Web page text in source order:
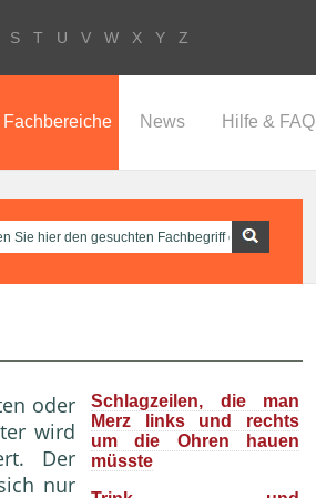
S T U V W X Y Z
Fachbereiche News Hilfe & FAQ
oder
wird
Der
nur
Schlagzeilen, die man
Merz links und rechts
um die Ohren hauen
müsste